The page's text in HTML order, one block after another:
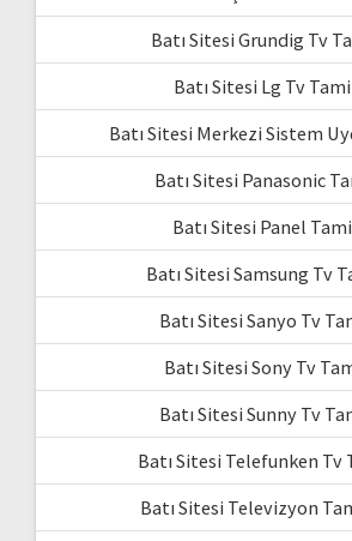
Batı Sitesi Grundig Tv
Batı Sitesi Lg Tv
Batı Sitesi Merkezi Sistem
Batı Sitesi Panasonic
Batı Sitesi Panel
Batı Sitesi Samsung Tv
Batı Sitesi Sanyo Tv
Batı Sitesi Sony Tv
Batı Sitesi Sunny Tv
Batı Sitesi Telefunken Tv
Batı Sitesi Televizyon